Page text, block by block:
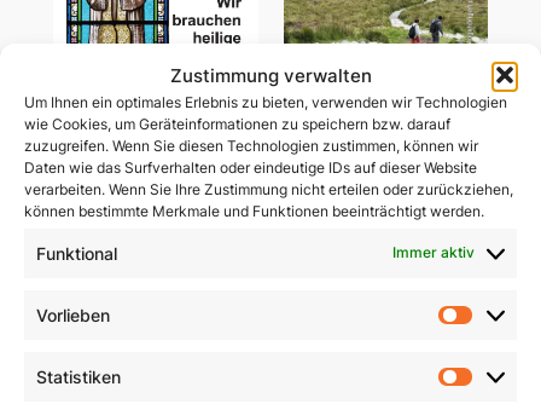
Zustimmung verwalten
Um Ihnen ein optimales Erlebnis zu bieten, verwenden wir Technologien
wie Cookies, um Geräteinformationen zu speichern bzw. darauf
zuzugreifen. Wenn Sie diesen Technologien zustimmen, können wir
Daten wie das Surfverhalten oder eindeutige IDs auf dieser Website
verarbeiten. Wenn Sie Ihre Zustimmung nicht erteilen oder zurückziehen,
können bestimmte Merkmale und Funktionen beeinträchtigt werden.
Funktional Immer aktiv
Vorlieben
Statistiken
Wir brauchen heilige
Priester
In den Warenkorb
Gemeinsam unterwegs
in schwerer Zeit
In den Warenkorb